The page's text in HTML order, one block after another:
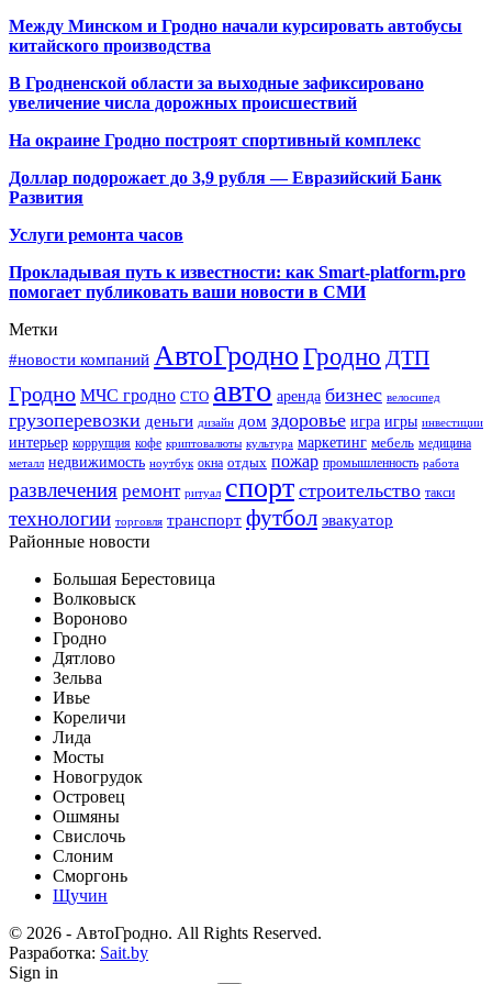
Между Минском и Гродно начали курсировать автобусы
китайского производства
В Гродненской области за выходные зафиксировано
увеличение числа дорожных происшествий
На окраине Гродно построят спортивный комплекс
Доллар подорожает до 3,9 рубля — Евразийский Банк
Развития
Услуги ремонта часов
Прокладывая путь к известности: как Smart-platform.pro
помогает публиковать ваши новости в СМИ
Метки
#новости компаний АвтоГродноГродно ДТП
Гродно МЧС гродно СТО авто аренда бизнес велосипед
грузоперевозки деньги дизайн дом здоровье игра игры инвестиции
интерьер коррупция кофе криптовалюты культура маркетинг мебель медицина
металл недвижимость ноутбук окна отдых пожар промышленность работа
развлечения ремонт ритуал спорт строительство такси
технологии торговля транспорт футбол эвакуатор
Районные новости
Большая Берестовица
Волковыск
Вороново
Гродно
Дятлово
Зельва
Ивье
Кореличи
Лида
Мосты
Новогрудок
Островец
Ошмяны
Свислочь
Слоним
Сморгонь
Щучин
© 2026 - АвтоГродно. All Rights Reserved.
Разработка: Sait.by
Sign in